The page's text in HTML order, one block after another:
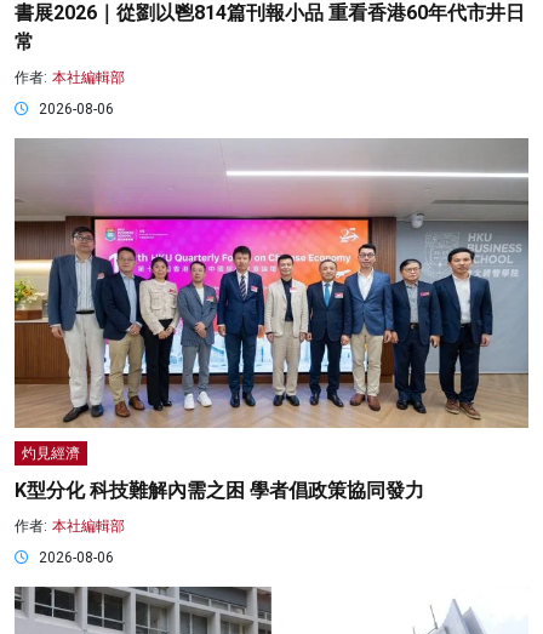
書展2026｜從劉以鬯814篇刊報小品 重看香港60年代市井日
常
作者: 本社編輯部
2026-08-06
灼見經濟
K型分化 科技難解內需之困 學者倡政策協同發力
作者: 本社編輯部
2026-08-06